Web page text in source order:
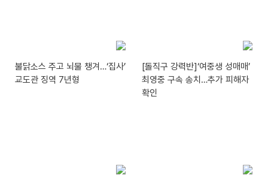
불닭소스 주고 뇌물 챙겨…‘집사’
교도관 징역 7년형
[돌직구 강력반]‘여중생 성매매’
최영중 구속 송치…추가 피해자
확인